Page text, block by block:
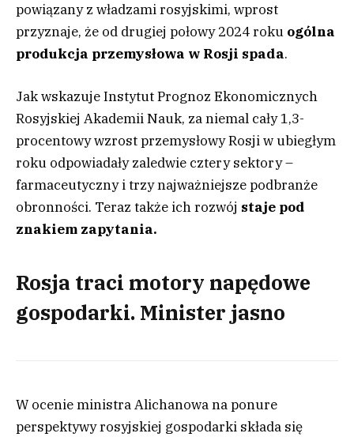
powiązany z władzami rosyjskimi, wprost
przyznaje, że od drugiej połowy 2024 roku ogólna
produkcja przemysłowa w Rosji spada.
Jak wskazuje Instytut Prognoz Ekonomicznych
Rosyjskiej Akademii Nauk, za niemal cały 1,3-
procentowy wzrost przemysłowy Rosji w ubiegłym
roku odpowiadały zaledwie cztery sektory –
farmaceutyczny i trzy najważniejsze podbranże
obronności. Teraz także ich rozwój staje pod
znakiem zapytania.
Rosja traci motory napędowe
gospodarki. Minister jasno
W ocenie ministra Alichanowa na ponure
perspektywy rosyjskiej gospodarki składa się